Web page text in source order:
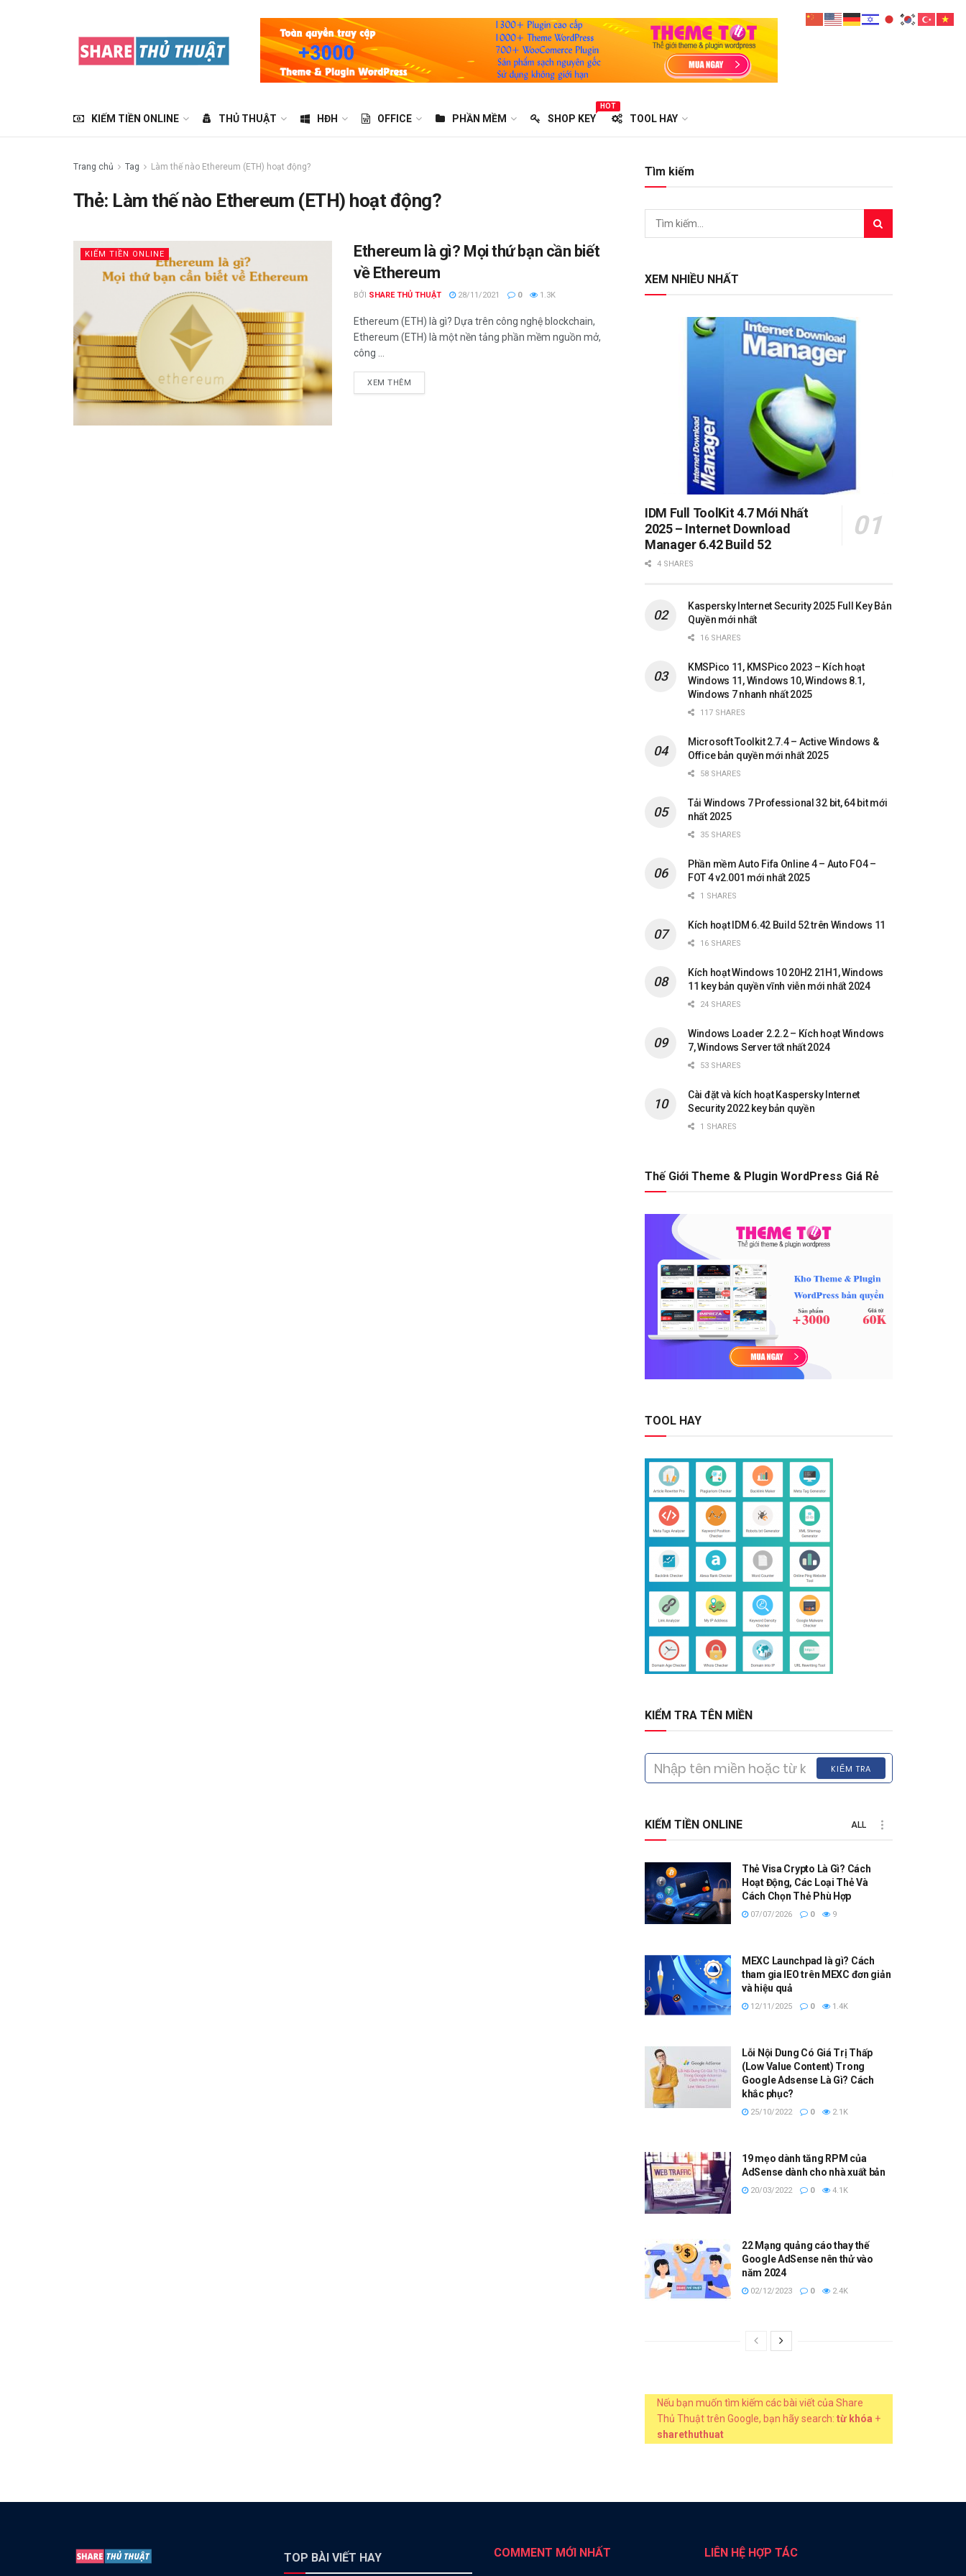
KIẾM TIỀN ONLINE THỦ THUẬT HĐH OFFICE PHẦN MỀM SHOP KEY
HOT
TOOL HAY
Trang chủ Tag Làm thế nào Ethereum (ETH) hoạt động?
Thẻ: Làm thế nào Ethereum (ETH) hoạt động?
KIẾM TIỀN ONLINE
Ethereum là gì? Mọi thứ bạn cần biết
về Ethereum
BỞI SHARE THỦ THUẬT 28/11/2021 0 1.3K
Ethereum (ETH) là gì? Dựa trên công nghệ blockchain,
Ethereum (ETH) là một nền tảng phần mềm nguồn mở,
công ...
XEM THÊM
Tìm kiếm
XEM NHIỀU NHẤT
IDM Full ToolKit 4.7 Mới Nhất
2025 – Internet Download
Manager 6.42 Build 52
4 SHARES
Kaspersky Internet Security 2025 Full Key Bản
Quyền mới nhất
16 SHARES
KMSPico 11, KMSPico 2023 – Kích hoạt
Windows 11, Windows 10, Windows 8.1,
Windows 7 nhanh nhất 2025
117 SHARES
Microsoft Toolkit 2.7.4 – Active Windows &
Office bản quyền mới nhất 2025
58 SHARES
Tải Windows 7 Professional 32 bit, 64 bit mới
nhất 2025
35 SHARES
Phần mềm Auto Fifa Online 4 – Auto FO4 –
FOT 4 v2.001 mới nhất 2025
1 SHARES
Kích hoạt IDM 6.42 Build 52 trên Windows 11
16 SHARES
Kích hoạt Windows 10 20H2 21H1, Windows
11 key bản quyền vĩnh viễn mới nhất 2024
24 SHARES
Windows Loader 2.2.2 – Kích hoạt Windows
7, Windows Server tốt nhất 2024
53 SHARES
Cài đặt và kích hoạt Kaspersky Internet
Security 2022 key bản quyền
1 SHARES
Thế Giới Theme & Plugin WordPress Giá Rẻ
TOOL HAY
KIỂM TRA TÊN MIỀN
KIỂM TRA
KIẾM TIỀN ONLINE ALL
Thẻ Visa Crypto Là Gì? Cách
Hoạt Động, Các Loại Thẻ Và
Cách Chọn Thẻ Phù Hợp
07/07/2026 0 9
MEXC Launchpad là gì? Cách
tham gia IEO trên MEXC đơn giản
và hiệu quả
12/11/2025 0 1.4K
Lỗi Nội Dung Có Giá Trị Thấp
(Low Value Content) Trong
Google Adsense Là Gì? Cách
khắc phục?
25/10/2022 0 2.1K
19 mẹo dành tăng RPM của
AdSense dành cho nhà xuất bản
20/03/2022 0 4.1K
22 Mạng quảng cáo thay thế
Google AdSense nên thử vào
năm 2024
02/12/2023 0 2.4K
Nếu bạn muốn tìm kiếm các bài viết của Share
Thủ Thuật trên Google, bạn hãy search: từ khóa +
sharethuthuat
TOP BÀI VIẾT HAY COMMENT MỚI NHẤT LIÊN HỆ HỢP TÁC